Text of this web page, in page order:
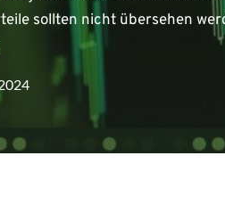
sollten nicht übersehen